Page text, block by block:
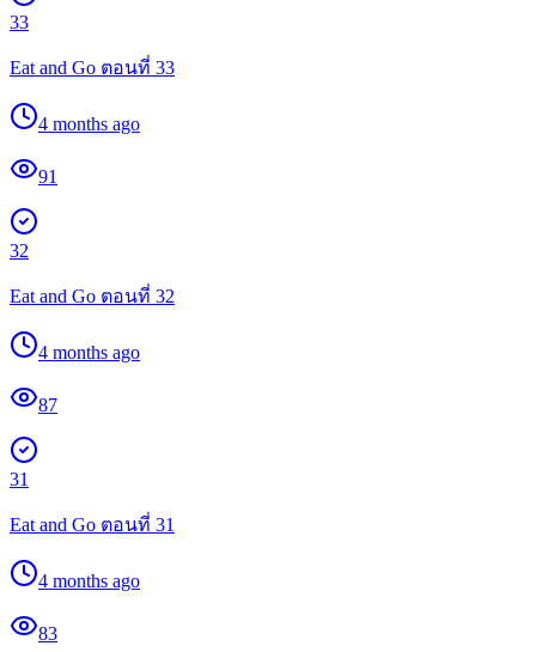
33
Eat and Go ตอนที่ 33
4 months ago
91
32
Eat and Go ตอนที่ 32
4 months ago
87
31
Eat and Go ตอนที่ 31
4 months ago
83